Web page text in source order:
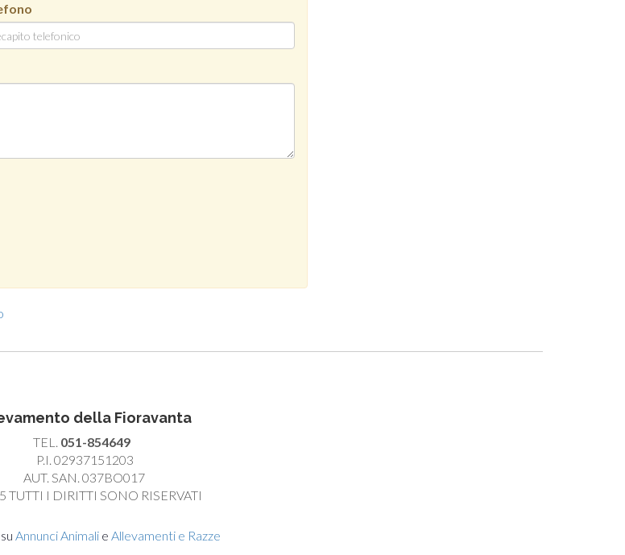
della Fioravanta
TEL. 051-854649
P.I. 02937151203
AUT. SAN. 037BO017
TUTTI I DIRITTI SONO RISERVATI
Annunci Animali e Allevamenti e Razze